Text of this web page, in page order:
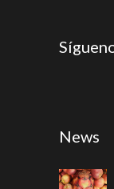
News